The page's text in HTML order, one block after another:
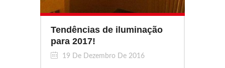
Tendências de iluminação
para 2017!
19 De Dezembro De 2016